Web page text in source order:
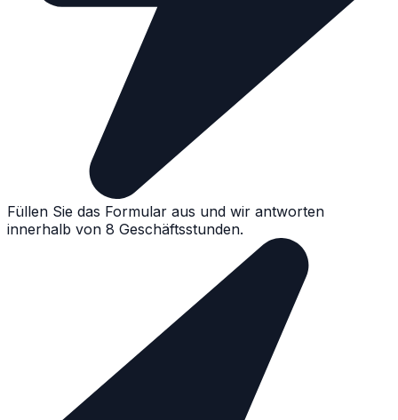
Füllen Sie das Formular aus und wir antworten
innerhalb von 8 Geschäftsstunden.